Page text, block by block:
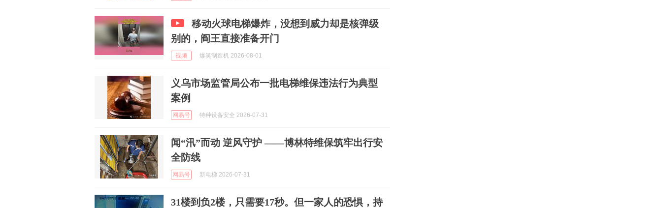
移动火球电梯爆炸，没想到威力却是核弹级
别的，阎王直接准备开门
视频 爆笑制造机 2026-08-01
义乌市场监管局公布一批电梯维保违法行为典型
案例
网易号 特种设备安全 2026-07-31
闻“汛”而动 逆风守护 ——博林特维保筑牢出行安
全防线
网易号 新电梯 2026-07-31
31楼到负2楼，只需要17秒。但一家人的恐惧，持